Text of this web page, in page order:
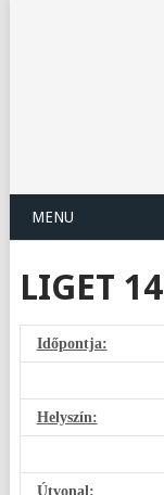
MENU
LIGET 14
Időpontja:
Helyszín:
Útvonal: